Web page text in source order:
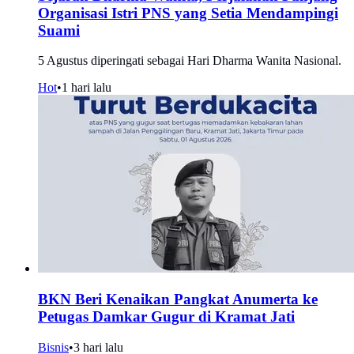
Organisasi Istri PNS yang Setia Mendampingi
Suami
5 Agustus diperingati sebagai Hari Dharma Wanita Nasional.
Hot•1 hari lalu
BKN Beri Kenaikan Pangkat Anumerta ke
Petugas Damkar Gugur di Kramat Jati
Bisnis•3 hari lalu